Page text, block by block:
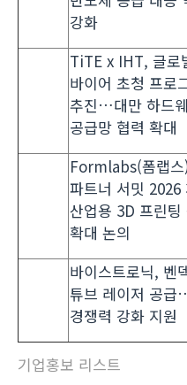
기업홍보 리스트
강화
TiTE x IHT, 글로
바이어 초청 프로
추진…대만 하드
공급망 협력 확대
Formlabs(폼랩스
파트너 서밋
산업용 3D 프린팅
확대 논의
바이스트로닉, 벤
튜브 레이저 공급
경쟁력 강화 지원